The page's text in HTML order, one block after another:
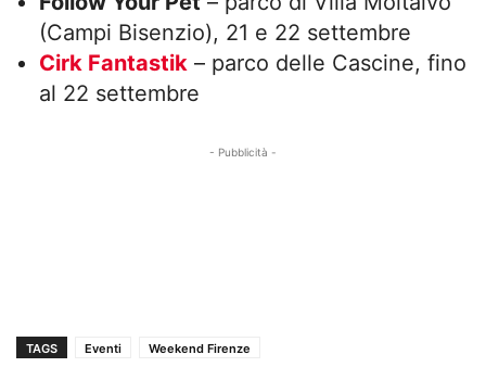
(Campi Bisenzio), 21 e 22 settembre
Cirk Fantastik – parco delle Cascine, fino
al 22 settembre
- Pubblicità -
TAGS Eventi Weekend Firenze